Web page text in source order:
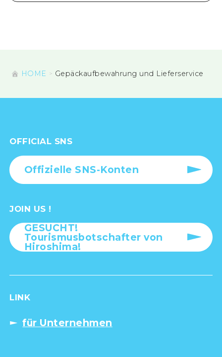
HOME Gepäckaufbewahrung und Lieferservice
OFFICIAL SNS
Offizielle SNS-Konten
JOIN US !
GESUCHT!
Tourismusbotschafter von
Hiroshima!
LINK
für Unternehmen